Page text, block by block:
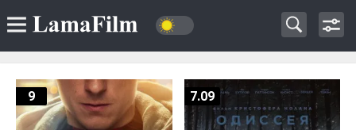
9 7.09